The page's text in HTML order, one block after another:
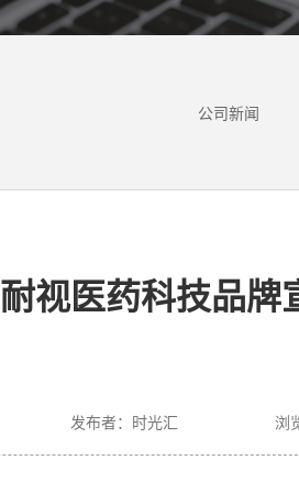
公司新闻
耐视医药科技品牌
发布者：时光汇 浏